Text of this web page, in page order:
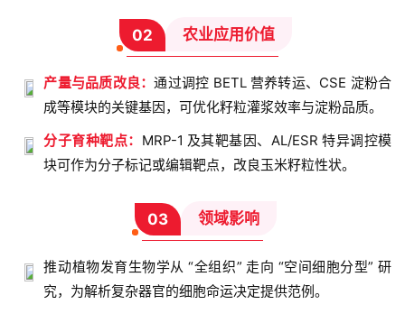
02 农业应用价值
产量与品质改良：通过调控 BETL 营养转运、CSE 淀粉合
成等模块的关键基因，可优化籽粒灌浆效率与淀粉品质。
分子育种靶点： MRP-1 及其靶基因、AL/ESR 特异调控模
块可作为分子标记或编辑靶点，改良玉米籽粒性状。
03 领域影响
推动植物发育生物学从 “全组织” 走向 “空间细胞分型” 研
究，为解析复杂器官的细胞命运决定提供范例。